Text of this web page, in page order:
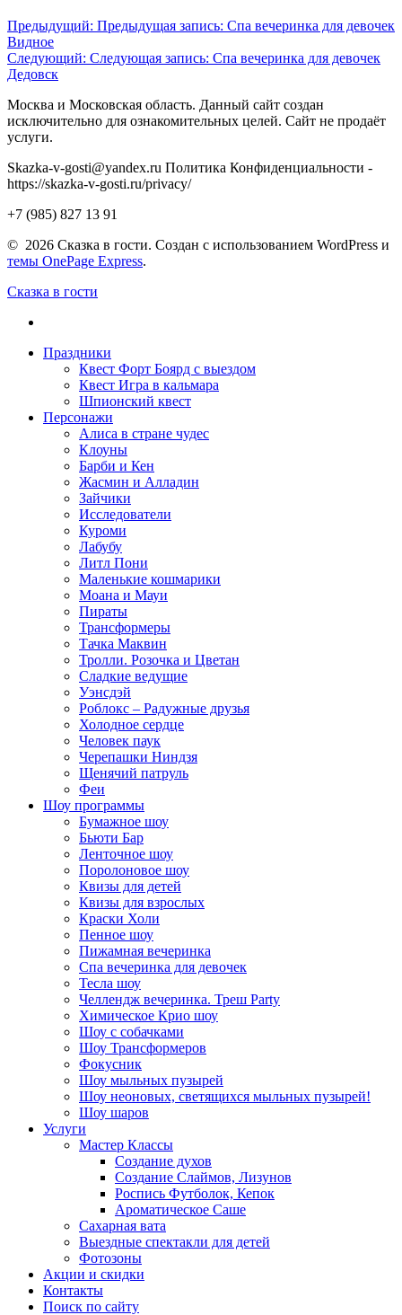
Предыдущий: Предыдущая запись: Спа вечеринка для девочек
Видное
Следующий: Следующая запись: Спа вечеринка для девочек
Дедовск
Москва и Московская область. Данный сайт создан
исключительно для ознакомительных целей. Сайт не продаёт
услуги.
Skazka-v-gosti@yandex.ru Политика Конфиденциальности -
https://skazka-v-gosti.ru/privacy/
+7 (985) 827 13 91
© 2026 Сказка в гости. Создан с использованием WordPress и
темы OnePage Express.
Сказка в гости
Праздники
Квест Форт Боярд с выездом
Квест Игра в кальмара
Шпионский квест
Персонажи
Алиса в стране чудес
Клоуны
Барби и Кен
Жасмин и Алладин
Зайчики
Исследователи
Куроми
Лабубу
Литл Пони
Маленькие кошмарики
Моана и Мауи
Пираты
Трансформеры
Тачка Маквин
Тролли. Розочка и Цветан
Сладкие ведущие
Уэнсдэй
Роблокс – Радужные друзья
Холодное сердце
Человек паук
Черепашки Ниндзя
Щенячий патруль
Феи
Шоу программы
Бумажное шоу
Бьюти Бар
Ленточное шоу
Поролоновое шоу
Квизы для детей
Квизы для взрослых
Краски Холи
Пенное шоу
Пижамная вечеринка
Спа вечеринка для девочек
Тесла шоу
Челлендж вечеринка. Треш Party
Химическое Крио шоу
Шоу с собачками
Шоу Трансформеров
Фокусник
Шоу мыльных пузырей
Шоу неоновых, светящихся мыльных пузырей!
Шоу шаров
Услуги
Мастер Классы
Создание духов
Создание Слаймов, Лизунов
Роспись Футболок, Кепок
Ароматическое Саше
Сахарная вата
Выездные спектакли для детей
Фотозоны
Акции и скидки
Контакты
Поиск по сайту